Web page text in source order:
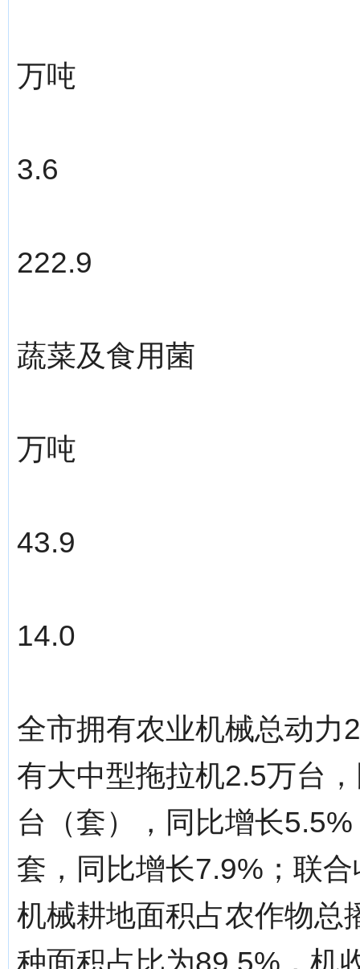
万吨
3.6
222.9
蔬菜及食用菌
万吨
43.9
14.0
全市拥有农业机械总动力
有大中型拖拉机2.5万台
台（套），同比增长
套，同比增长7.9%；联
机械耕地面积占农作物总
种面积占比为89.5%，机